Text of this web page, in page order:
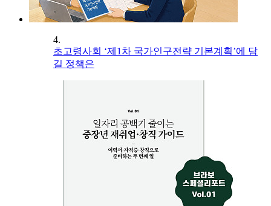
4.
초고령사회 ‘제1차 국가인구전략 기본계획’에 담
길 정책은